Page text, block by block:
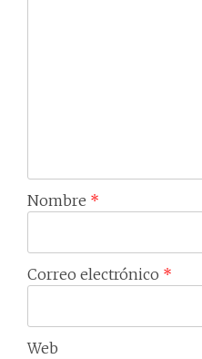
Nombre *
Correo electrónico *
Web